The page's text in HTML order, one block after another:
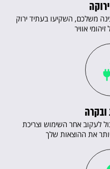
משלכם, השקיעו בעתיד ירוק
אוויר
לעקוב אחר השימוש וצריכת
את ההוצאות שלך